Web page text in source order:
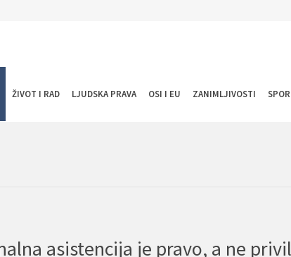
ŽIVOT I RAD LJUDSKA PRAVA OSI I EU ZANIMLJIVOSTI